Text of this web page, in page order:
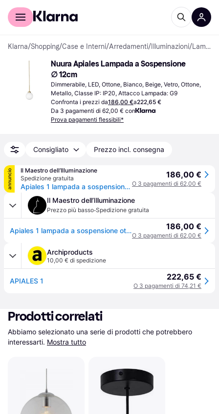
Per il tuo shopping
Klarna/Shopping/Case e Interni/Arredamenti/ Illuminazioni/ Lampade a Sospensione
Nuura Apiales Lampada a Sospensione
∅ 12cm
Dimmerabile, LED, Ottone, Bianco, Beige, Vetro, Ottone,
Metallo, Classe IP: IP20, Attacco Lampada: G9
Confronta i prezzi da186,00 €a222,65 €
Da 3 pagamenti di 62,00 € con
Prova pagamenti flessibili*
Consigliato Prezzo incl. consegna
annuncio
Il Maestro dell’Illuminazione
Spedizione gratuita
Apiales 1 lampada a sospensione ottone/opale - Nuura Nuura Aps - Soggiorno - Design - Vetro - Singola lampadina
186,00 €
O 3 pagamenti di 62,00 €
Il Maestro dell’Illuminazione
Prezzo più basso·Spedizione gratuita
Apiales 1 lampada a sospensione ottone/opale - Nuura Nuura Aps - Soggiorno - Design - Vetro - Singola lampadina 186,00 €
O 3 pagamenti di 62,00 €
Archiproducts
10,00 € di spedizione
APIALES 1 222,65 €
O 3 pagamenti di 74,21 €
Prodotti correlati
Abbiamo selezionato una serie di prodotti che potrebbero
interessarti. Mostra tutto